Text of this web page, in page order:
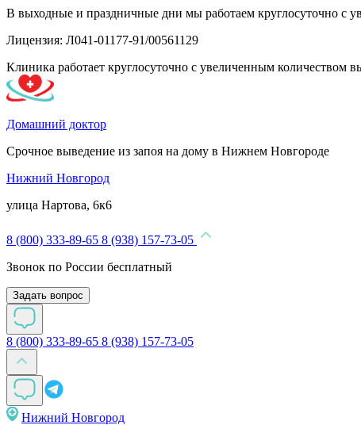
В выходные и праздничные дни мы работаем круглосуточно с
Лицензия: Л041-01177-91/00561129
Клиника работает круглосуточно с увеличенным количеством
Домашний доктор
Срочное выведение из запоя на дому в Нижнем Новгороде
Нижний Новгород
улица Нартова, 6к6
8 (800) 333-89-65 8 (938) 157-73-05
Звонок по России бесплатный
Задать вопрос
8 (800) 333-89-65 8 (938) 157-73-05
Нижний Новгород